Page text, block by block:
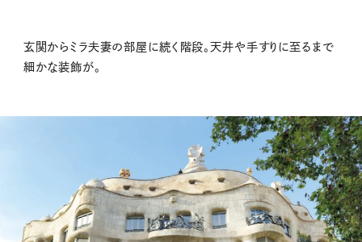
玄関からミラ夫妻の部屋に続く階段。天井や手すりに至るまで
細かな装飾が。